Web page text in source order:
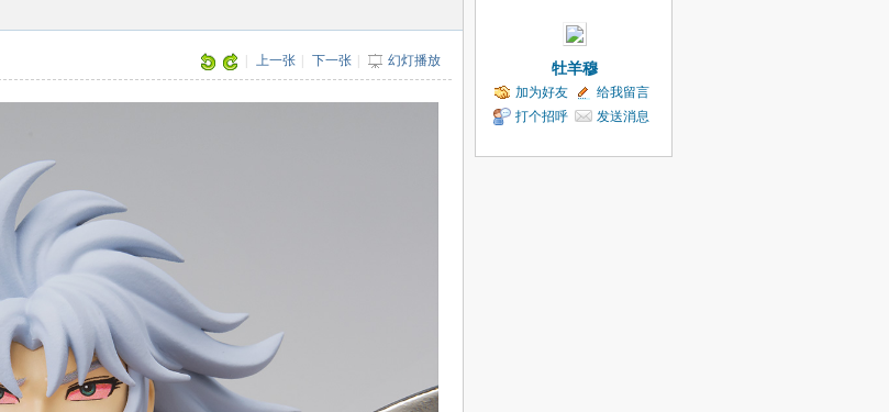
上一张 下一张 幻灯播放 牡羊穆
加为好友
给我留言
打个招呼
发送消息